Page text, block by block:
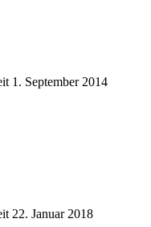
1. September 2014
22. Januar 2018